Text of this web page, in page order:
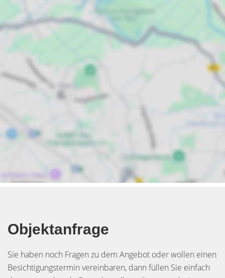
Objektanfrage
Sie haben noch Fragen zu dem Angebot oder wollen einen
Besichtigungstermin vereinbaren, dann füllen Sie einfach